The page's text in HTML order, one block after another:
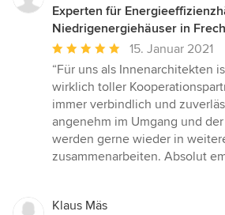
Experten für
Niedrigenergiehäuser in
Durchschnittliche
Bewertung:
5
von
5
Sternen
15. Januar 2021
“Für uns als Innenarchitekten
wirklich toller
immer verbindlich und
angenehm im Umgang und
werden gerne wieder in
zusammenarbeiten. Absolut
Klaus Mäs